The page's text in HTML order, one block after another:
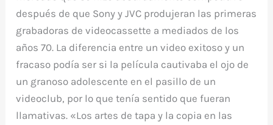
después de que Sony y JVC produjeran las primeras
grabadoras de videocassette a mediados de los
años 70. La diferencia entre un video exitoso y un
fracaso podía ser si la película cautivaba el ojo de
un granoso adolescente en el pasillo de un
videoclub, por lo que tenía sentido que fueran
llamativas. «Los artes de tapa y la copia en las